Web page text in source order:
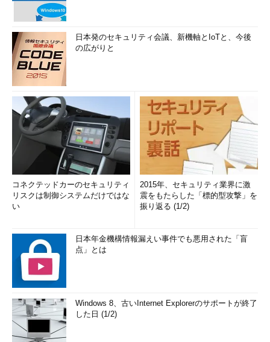
日本発のセキュリティ会議、新機軸とIoTと、今後
の広がりと
コネクテッドカーのセキュリティ
リスクは制御システムだけではな
い
2015年、セキュリティ業界に激
震をもたらした「標的型攻撃」を
振り返る (1/2)
日本年金機構情報漏えい事件でも悪用された「盲
点」とは
Windows 8、古いInternet Explorerのサポートが終了
した日 (1/2)